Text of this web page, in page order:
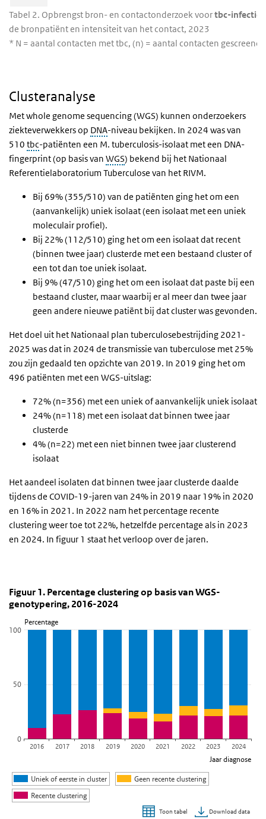
Tabel 2. Opbrengst bron- en contactonderzoek voortbc-infectie
de bronpatiënt en intensiteit van het contact, 2023
* N = aantal contacten met tbc, (n) = aantal contacten gescreend
Clusteranalyse
Met whole genome sequencing (WGS) kunnen onderzoekers
ziekteverwekkers op DNA-niveau bekijken. In 2024 was van
510 tbc-patiënten een M. tuberculosis-isolaat met een DNA-
fingerprint (op basis van WGS) bekend bij het Nationaal
Referentielaboratorium Tuberculose van het RIVM.
Bij 69% (355/510) van de patiënten ging het om een
(aanvankelijk) uniek isolaat (een isolaat met een uniek
moleculair profiel).
Bij 22% (112/510) ging het om een isolaat dat recent
(binnen twee jaar) clusterde met een bestaand cluster of
een tot dan toe uniek isolaat.
Bij 9% (47/510) ging het om een isolaat dat paste bij een
bestaand cluster, maar waarbij er al meer dan twee jaar
geen andere nieuwe patiënt bij dat cluster was gevonden.
Het doel uit het Nationaal plan tuberculosebestrijding 2021-
2025 was dat in 2024 de transmissie van tuberculose met 25%
zou zijn gedaald ten opzichte van 2019. In 2019 ging het om
496 patiënten met een WGS-uitslag:
72% (n=356) met een uniek of aanvankelijk uniek isolaat
24% (n=118) met een isolaat dat binnen twee jaar
clusterde
4% (n=22) met een niet binnen twee jaar clusterend
isolaat
Het aandeel isolaten dat binnen twee jaar clusterde daalde
tijdens de COVID-19-jaren van 24% in 2019 naar 19% in 2020
en 16% in 2021. In 2022 nam het percentage recente
clustering weer toe tot 22%, hetzelfde percentage als in 2023
en 2024. In figuur 1 staat het verloop over de jaren.
Figuur 1. Percentage clustering op basis
Sla de grafiek 'Figuur 1. Percentage clustering op basis van
Figuur 1. Percentage clustering op basis van
Staaf grafiek met 3 reeksen.
Bekijk als data tabel.
Percentage
Jaar diagnose
Figuur 1. Percentage clustering op basis van WGS-
genotypering, 2016-2024
Uniek of eerste in cluster
Geen recente clustering
Recente clustering
0
50
100
2016 2017 2018 2019 2020 2021 2022 2023 2024
Toon tabel Download data